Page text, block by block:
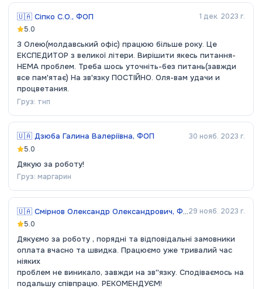
🇺🇦 Сіпко С.О., ФОП
1 дек. 2023 г.
5.0
З Олею(молдавський офіс) працюю більше року. Це
ЕКСПЕДИТОР з великої літери. Вирішити якесь питання-
НЕМА проблем. Треба шось уточніть-без питань(завжди
все пам'ятає) На зв'язку ПОСТІЙНО. Оля-вам удачи и
процветания.
Груз: тнп
🇺🇦 Дзюба Галина Валеріївна, ФОП
30 нояб. 2023 г.
5.0
Дякую за роботу!
Груз: маргарин
🇺🇦 Смірнов Олександр Олександрович, ФОП
29 нояб. 2023 г.
5.0
Дякуємо за роботу , порядні та відповідальні замовники
оплата вчасно та швидка. Працюємо уже тривалий час
ніяких
проблем не виникало, завжди на зв''язку. Сподіваємось на
подальшу співпрацю. РЕКОМЕНДУЄМ!